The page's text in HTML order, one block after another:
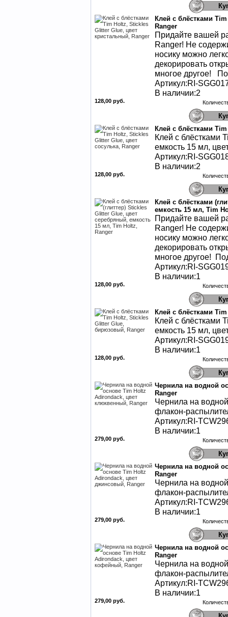
Клей с блёстками
Ranger
Придайте вашей
Ranger! Не
носику можно
декорировать
многое другое!
Артикул:RI-
В наличии:2
128,00 руб.
Клей с блёстками
Клей с блёстками
емкость 15 мл,
Артикул:RI-
В наличии:2
128,00 руб.
Клей с блёстками
емкость 15 мл, Tim
Придайте вашей
Ranger! Не
носику можно
декорировать
многое другое!
Артикул:RI-
В наличии:1
128,00 руб.
Клей с блёстками
Клей с блёстками
емкость 15 мл,
Артикул:RI-
В наличии:1
128,00 руб.
Чернила на водной
Ranger
Чернила на
флакон-
Артикул:RI-
В наличии:1
279,00 руб.
Чернила на водной
Ranger
Чернила на
флакон-
Артикул:RI-
В наличии:1
279,00 руб.
Чернила на водной
Ranger
Чернила на
флакон-
Артикул:RI-
В наличии:1
279,00 руб.